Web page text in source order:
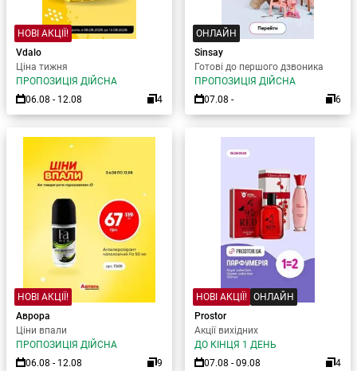
НОВІ АКЦІЇ!
Vdalo
Ціна тижня
ПРОПОЗИЦІЯ ДІЙСНА
06.08 - 12.08
4
ОНЛАЙН
Sinsay
Готові до першого дзвоника
ПРОПОЗИЦІЯ ДІЙСНА
07.08 -
6
НОВІ АКЦІЇ!
Аврора
Ціни впали
ПРОПОЗИЦІЯ ДІЙСНА
06.08 - 12.08
9
НОВІ АКЦІЇ! ОНЛАЙН
Prostor
Акції вихідних
ДО КІНЦЯ 1 ДЕНЬ
07.08 - 09.08
4